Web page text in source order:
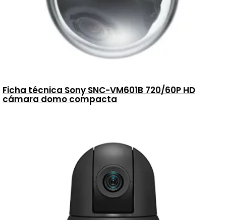
Ficha técnica Sony SNC-VM601B 720/60P HD
cámara domo compacta